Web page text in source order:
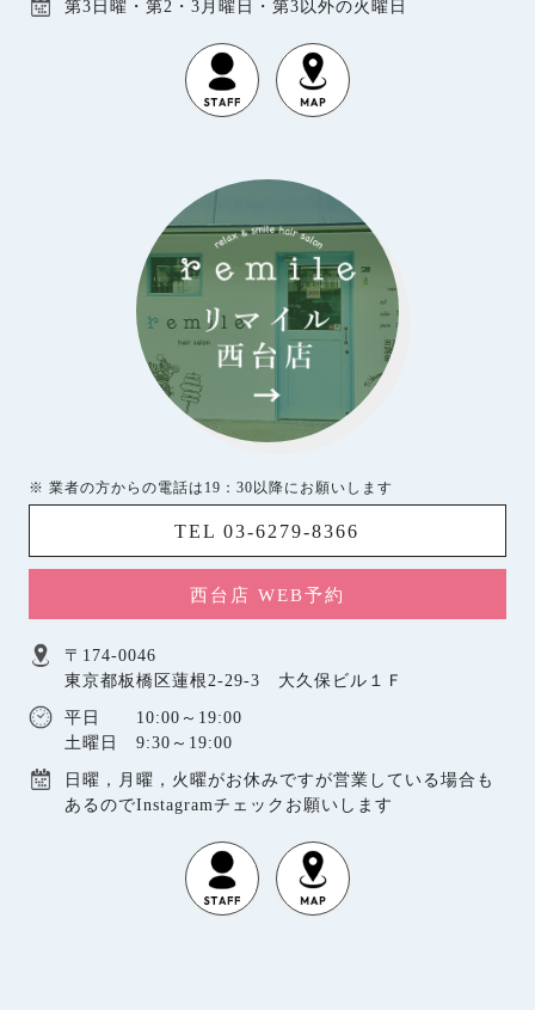
第3日曜・第2・3月曜日・第3以外の火曜日
※ 業者の方からの電話は19：30以降にお願いします
TEL 03-6279-8366
西台店 WEB予約
〒174-0046
東京都板橋区蓮根2-29-3 大久保ビル１Ｆ
平日 10:00～19:00
土曜日 9:30～19:00
日曜，月曜，火曜がお休みですが営業している場合も
あるのでInstagramチェックお願いします